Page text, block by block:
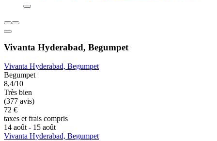
Vivanta Hyderabad, Begumpet
Vivanta Hyderabad, Begumpet
Begumpet
8,4/10
Très bien
(377 avis)
72 €
taxes et frais compris
14 août - 15 août
Vivanta Hyderabad, Begumpet